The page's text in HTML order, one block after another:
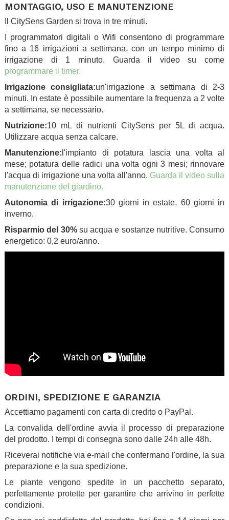
MONTAGGIO, USO E MANUTENZIONE
Il CitySens Garden si trova in tre minuti.
I programmatori digitali o Wifi consentono di programmare
fino a 16 irrigazioni a settimana, con un tempo minimo di
irrigazione di 1 minuto. Guarda il video su come
programmare il timer.
Irrigazione consigliata:un'irrigazione a settimana di 2-3
minuti. In estate è possibile aumentare la frequenza a 2 volte
a settimana, se necessario.
Nutrizione:10 mL di nutrienti CitySens per 5L di acqua.
Utilizzare acqua senza calcare.
Manutenzione: l'impianto di potatura lascia una volta al
mese; potatura delle radici una volta ogni 3 mesi; rinnovare
l'acqua di irrigazione una volta all'anno. Guarda il video sulla
manutenzione del giardino.
Autonomia di irrigazione:30 giorni in estate, 60 giorni in
inverno.
Risparmio del 30%su acqua e sostanze nutritive. Consumo
energetico: 0,2 euro/anno.
ORDINI, SPEDIZIONE E GARANZIA
Accettiamo pagamenti con carta di credito o PayPal.
La convalida dell'ordine avvia il processo di preparazione
del prodotto. I tempi di consegna sono dalle 24h alle 48h.
Riceverai notifiche via e-mail che confermano l'ordine, la sua
preparazione e la sua spedizione.
Le piante vengono spedite in un pacchetto separato,
perfettamente protette per garantire che arrivino in perfette
condizioni.